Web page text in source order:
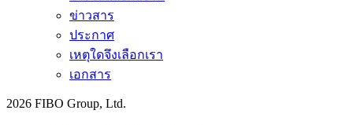
ข่าวสาร
ประกาศ
เหตุใดจึงเลือกเรา
เอกสาร
2026 FIBO Group, Ltd.